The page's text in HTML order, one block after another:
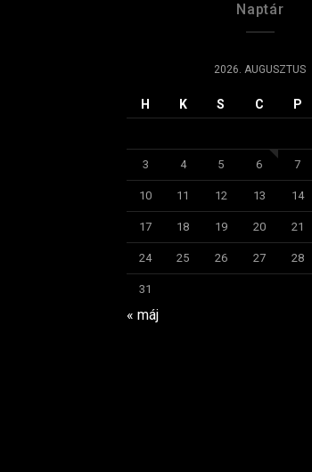
Naptár
2026. AUGUSZTUS
H K S C P
3 4 5 6 7
10 11 12 13 14
17 18 19 20 21
24 25 26 27 28
31
« máj